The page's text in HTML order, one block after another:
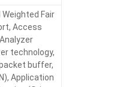
Fair
Access
technology,
buffer,
Application